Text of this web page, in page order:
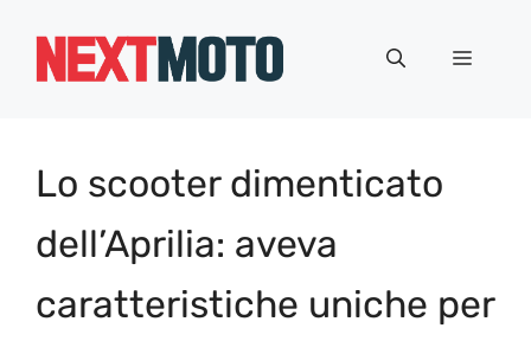
Menu
Lo scooter dimenticato
dell’Aprilia: aveva
caratteristiche uniche per